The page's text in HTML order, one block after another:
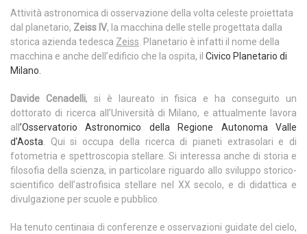
Attività astronomica di osservazione della volta celeste proiettata
dal planetario, Zeiss IV, la macchina delle stelle progettata dalla
storica azienda tedesca Zeiss. Planetario è infatti il nome della
macchina e anche dell’edificio che la ospita, il Civico Planetario di
Milano.
Davide Cenadelli, si è laureato in fisica e ha conseguito un
dottorato di ricerca all’Università di Milano, e attualmente lavora
all ’Osservatorio Astronomico della Regione Autonoma Valle
d’Aosta. Qui si occupa della ricerca di pianeti extrasolari e di
fotometria e spettroscopia stellare. Si interessa anche di storia e
filosofia della scienza, in particolare riguardo allo sviluppo storico-
scientifico dell’astrofisica stellare nel XX secolo, e di didattica e
divulgazione per scuole e pubblico.
Ha tenuto centinaia di conferenze e osservazioni guidate del cielo,